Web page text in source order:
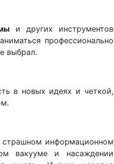
и других инструментов
профессионально
выбрал.
в новых идеях и четкой,
информационном
вакууме и насаждении